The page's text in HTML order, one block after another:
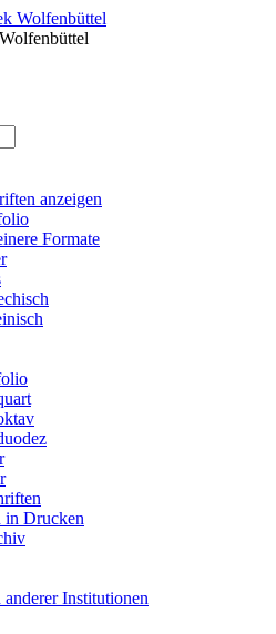
anzeigen
Formate
in Drucken
Institutionen